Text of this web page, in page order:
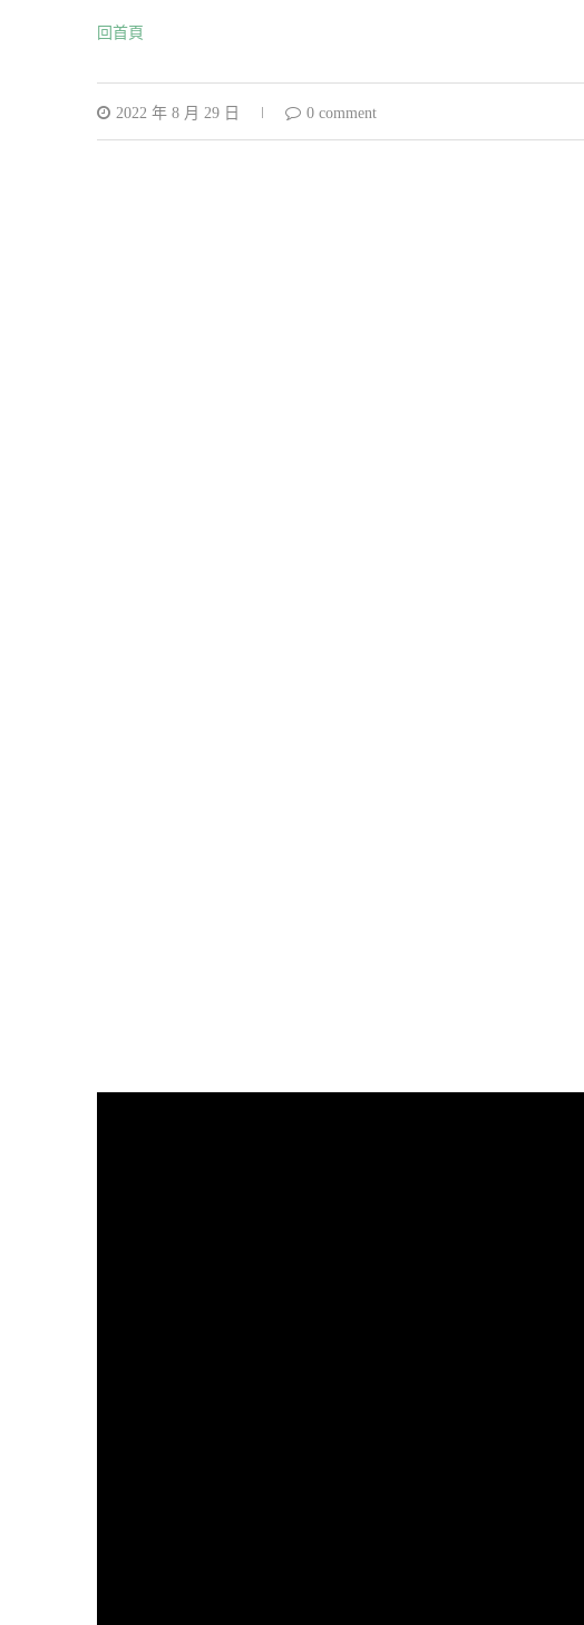
回首頁
2022 年 8 月 29 日 0 comment